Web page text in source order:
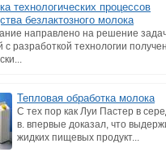
технологических процессов
безлактозного молока
направлено на решение
с разработкой технологии
Тепловая обработка молока
С тех пор как Луи Пастер в
в. впервые доказал, что
жидких пищевых продукт...